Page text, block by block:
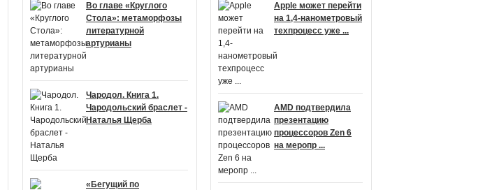
Во главе «Круглого
Стола»: метаморфозы
литературной
артурианы
Чародол. Книга 1.
Чародольский браслет -
Наталья Щерба
«Бегущий по
Apple может перейти
на 1,4-нанометровый
техпроцесс уже ...
AMD подтвердила
презентацию
процессоров Zen 6
на меропр ...